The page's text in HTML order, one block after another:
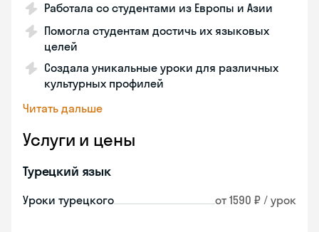
Работала со студентами из Европы и Азии
Помогла студентам достичь их языковых
целей
Создала уникальные уроки для различных
культурных профилей
Читать дальше
Услуги и цены
Турецкий язык
Уроки турецкого от 1590 ₽ / урок